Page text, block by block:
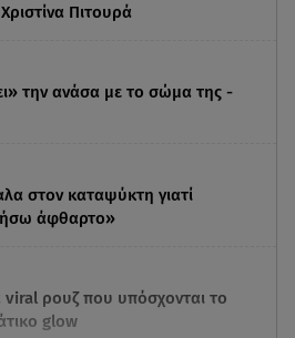
Πιτουρά
την ανάσα με το σώμα της -
στον καταψύκτη γιατί
άφθαρτο»
ρουζ που υπόσχονται το
glow